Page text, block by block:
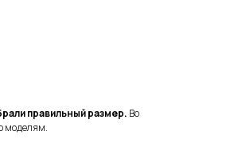
правильный размер. Во
моделям.